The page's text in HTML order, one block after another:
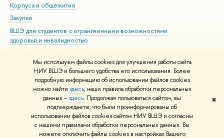
Мы используем файлы cookies для улучшения работы сайта
НИУ ВШЭ и большего удобства его использования. Более
подробную информацию об использовании файлов cookies
можно найти здесь, наши правила обработки персональных
данных –здесь. Продолжая пользоваться сайтом, вы
подтверждаете, что были проинформированы об
использовании файлов cookies сайтом НИУ ВШЭ и согласны
с нашими правилами обработки персональных данных. Вы
можете отключить файлы cookies в настройках Вашего
✖
Корпуса и общежития
Закупки
ВШЭ для студентов с ограниченными возможностями
здоровья и инвалидностью
Единая платежная страница
© НИУ ВШЭ 1993–2026 Адреса и контакты Условия использования
материалов Политика конфиденциальности Карта сайта
Шрифты HSE Sans и HSE Slab разработаны вШколе дизайна НИУ ВШЭ